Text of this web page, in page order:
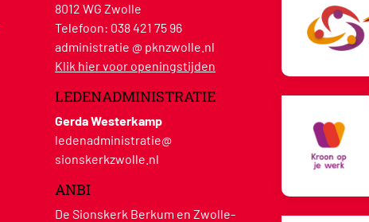
8012 WG Zwolle
Telefoon: 038 421 75 96
administratie @ pknzwolle.nl
Klik hier voor openingstijden
LEDENADMINISTRATIE
Gerda Westerkamp
ledenadministratie@
sionskerkzwolle.nl
ANBI
De Sionskerk Berkum en Zwolle-